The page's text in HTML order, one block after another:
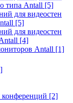
типа Antall [5]
для видеостен
[5]
для видеостен
[4]
Antall [1]
конференций [2]